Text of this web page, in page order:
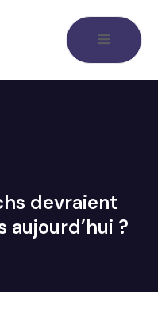
devraient
aujourd’hui ?